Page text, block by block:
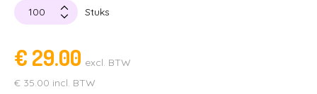
Stuks
€ 29.00 excl. BTW
€ 35.00 incl. BTW